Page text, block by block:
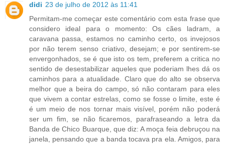
didi 23 de julho de 2012 às 11:41
Permitam-me começar este comentário com esta frase que
considero ideal para o momento: Os cães ladram, a
caravana passa, estamos no caminho certo, os invejosos
por não terem senso criativo, desejam; e por sentirem-se
envergonhados, se é que isto os tem, preferem a critica no
sentido de desestabilizar aqueles que poderiam lhes dá os
caminhos para a atualidade. Claro que do alto se observa
melhor que a beira do campo, só não contaram para eles
que vivem a contar estrelas, como se fosse o limite, este é
é um meio de nos tornar mais visível, porém não poderá
ser um fim, se não ficaremos, parafraseando a letra da
Banda de Chico Buarque, que diz: A moça feia debruçou na
janela, pensando que a banda tocava pra ela. Amigos, para